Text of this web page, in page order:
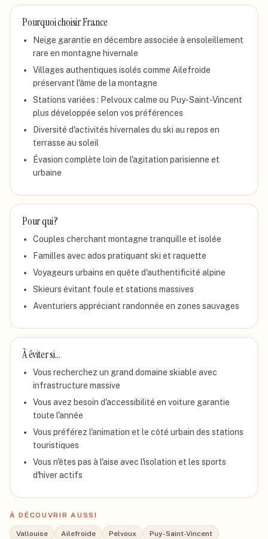
Pourquoi choisirFrance
Neige garantie en décembre associée à ensoleillement
rare en montagne hivernale
Villages authentiques isolés comme Ailefroide
préservant l'âme de la montagne
Stations variées : Pelvoux calme ou Puy-Saint-Vincent
plus développée selon vos préférences
Diversité d'activités hivernales du ski au repos en
terrasse au soleil
Évasion complète loin de l'agitation parisienne et
urbaine
Pour qui ?
Couples cherchant montagne tranquille et isolée
Familles avec ados pratiquant ski et raquette
Voyageurs urbains en quête d'authentificité alpine
Skieurs évitant foule et stations massives
Aventuriers appréciant randonnée en zones sauvages
À éviter si…
Vous recherchez un grand domaine skiable avec
infrastructure massive
Vous avez besoin d'accessibilité en voiture garantie
toute l'année
Vous préférez l'animation et le côté urbain des stations
touristiques
Vous n'êtes pas à l'aise avec l'isolation et les sports
d'hiver actifs
À DÉCOUVRIR AUSSI
Vallouise Ailefroide Pelvoux Puy-Saint-Vincent